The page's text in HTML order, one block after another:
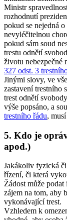
Ministr
rozhodnutí
pokud se nejedná
nevyléčitelnou
pokud sám soud
trestu odnětí
životu nebezpečné
327 odst. 3
Jinými slovy, ve
zastavení trestního
trest odnětí
výše popsáno, a
trestního řádu,
5. Kdo je
apod.)
Jakákoliv fyzická
řízení, či která
Žádost může
zájem na tom, aby
vykonávající trest.
Vzhledem k